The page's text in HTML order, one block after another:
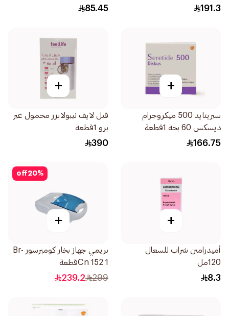
30قطعة
191.3
1قطعة
85.45
+
سيريتايد 500 ميكروجرام
ديسكس 60 بخة 1قطعة
166.75
+
فيل لايف نيبولايزر محمول غير
برو 1قطعة
390
+
أميدرامين شراب للسعال
120مل
8.3
20%
off
+
بريمي جهاز بخار كومبرسور Br-
Cn 152 1قطعة
299
239.2